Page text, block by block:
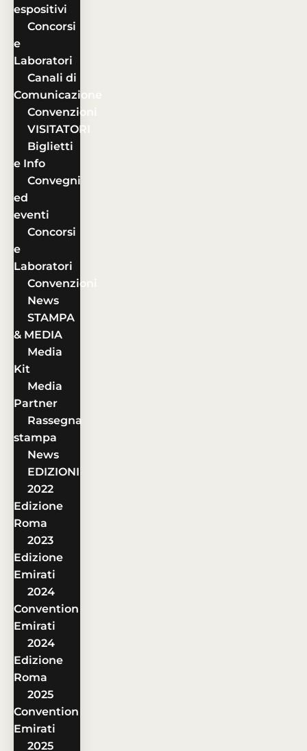
espositivi
Concorsi
e
Laboratori
Canali di
Comunicazione
Convenzioni
VISITATORI
Biglietti
e Info
Convegni
ed
eventi
Concorsi
e
Laboratori
Convenzioni
News
STAMPA
& MEDIA
Media
Kit
Media
Partner
Rassegna
stampa
News
EDIZIONI
2022
Edizione
Roma
2023
Edizione
Emirati
2024
Convention
Emirati
2024
Edizione
Roma
2025
Convention
Emirati
2025